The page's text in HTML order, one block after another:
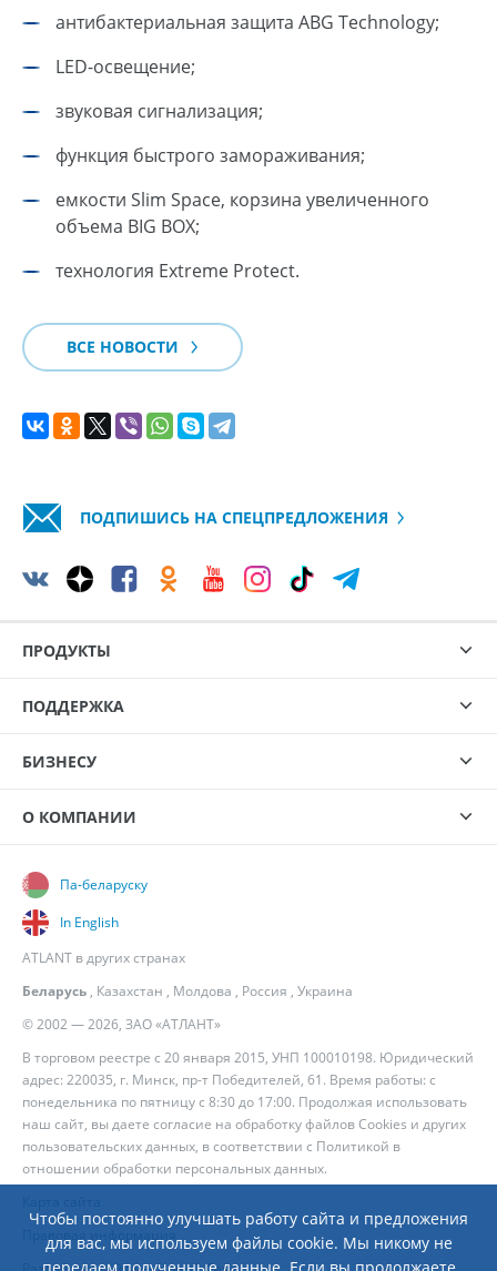
Чтобы постоянно улучшать работу сайта и предложения
для вас, мы используем файлы cookie. Мы никому не
антибактериальная защита ABG Technology;
LED-освещение;
звуковая сигнализация;
функция быстрого замораживания;
емкости Slim Space, корзина увеличенного
объема BIG BOX;
технология Extreme Protect.
ВСЕ НОВОСТИ
ПОДПИШИСЬ НА СПЕЦПРЕДЛОЖЕНИЯ
ПРОДУКТЫ
ПОДДЕРЖКА
БИЗНЕСУ
О КОМПАНИИ
© 2002 — 2026, ЗАО «АТЛАНТ»
В торговом реестре с 20 января 2015, УНП 100010198. Юридический
адрес: 220035, г. Минск, пр-т Победителей, 61. Время работы: с
понедельника по пятницу с 8:30 до 17:00. Продолжая использовать
наш сайт, вы даете согласие на обработку файлов Cookies и других
пользовательских данных, в соответствии с Политикой в
отношении обработки персональных данных.
Па-беларуску
In English
ATLANT в других странах
Беларусь , Казахстан , Молдова , Россия , Украина